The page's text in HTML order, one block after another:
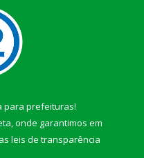
para prefeituras!
onde garantimos em
leis de transparência